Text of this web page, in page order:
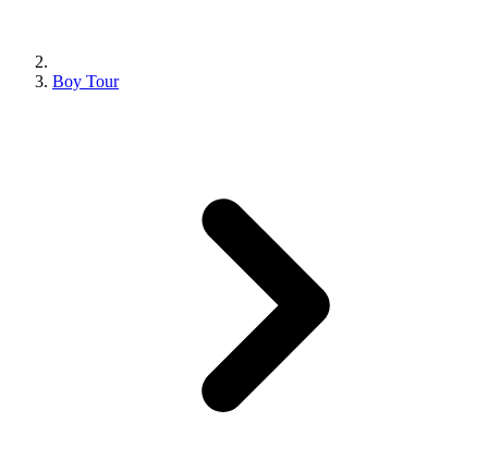
Boy Tour